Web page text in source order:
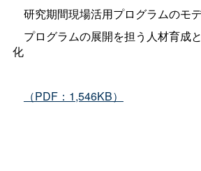
研究期間現場活用プログラムのモ
プログラムの展開を担う人材育成
化
（PDF：1,546KB）